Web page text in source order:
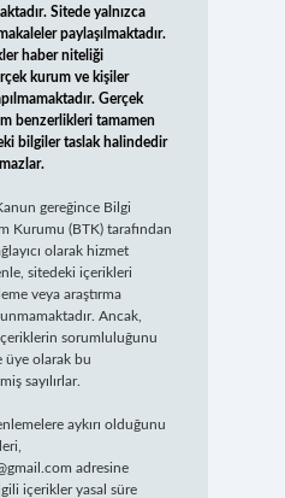
Sitede yalnızca
paylaşılmaktadır.
haber niteliği
kurum ve kişiler
Gerçek
benzerlikleri tamamen
bilgiler taslak halindedir
gereğince Bilgi
Kurumu (BTK) tarafından
olarak hizmet
sitedeki içerikleri
veya araştırma
Ancak,
sorumluluğunu
üye olarak bu
sayılırlar.
aykırı olduğunu
adresine
içerikler yasal süre